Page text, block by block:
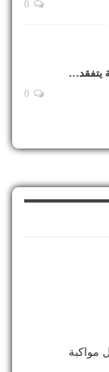
يتفقد…
مواكبة